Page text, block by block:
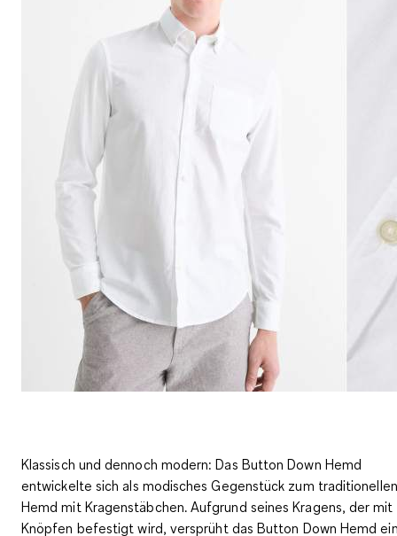
Klassisch und dennoch modern: Das Button Down Hemd
entwickelte sich als modisches Gegenstück zum traditionellen
Hemd mit Kragenstäbchen. Aufgrund seines Kragens, der mit
Knöpfen befestigt wird, versprüht das Button Down Hemd